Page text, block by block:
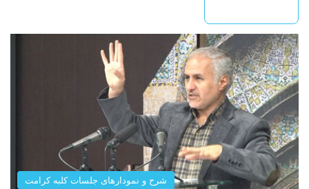
شرح و نمودارهای جلسات کلبه کرامت